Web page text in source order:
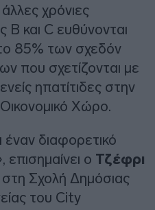
χρόνιες
Β και C ευθύνονται
85% των σχεδόν
που σχετίζονται με
ηπατίτιδες στην
Χώρο.
διαφορετικό
ο Τζέφρι
στη Σχολή Δημόσιας
του City